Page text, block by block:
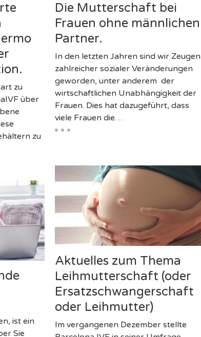
zu
über
zu
Die Mutterschaft bei
Frauen ohne männlichen
Partner.
In den letzten Jahren sind wir Zeugen
zahlreicher sozialer Veränderungen
geworden, unter anderem der
wirtschaftlichen Unabhängigkeit der
Frauen. Dies hat dazugeführt, dass
viele Frauen die…
Aktuelles zum Thema
Leihmutterschaft (oder
Ersatzschwangerschaft
oder Leihmutter)
Im vergangenen Dezember stellte
ist ein
Sie